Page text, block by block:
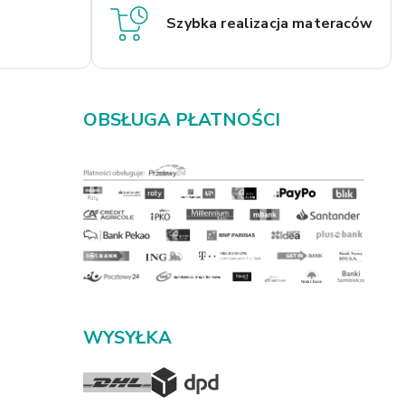
Szybka realizacja materaców
OBSŁUGA PŁATNOŚCI
WYSYŁKA